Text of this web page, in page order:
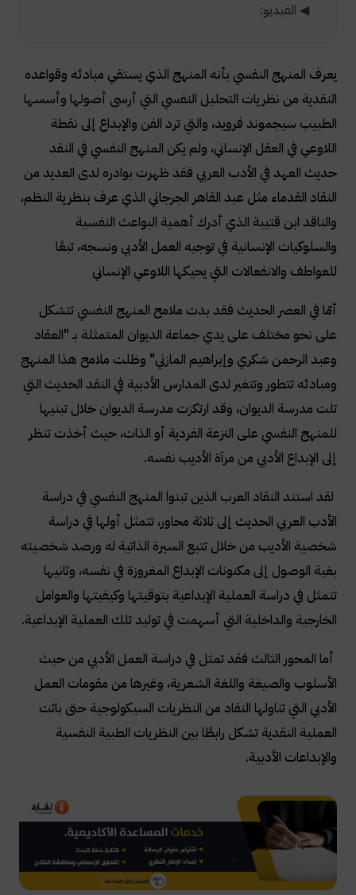
◀ الفيديو:
يعرف المنهج النفسي بأنه المنهج الذي يستقي مبادئه وقواعده
النقدية من نظريات التحليل النفسي التي أرسى أصولها وأسسها
الطبيب سيجموند فرويد، والتي ترد الفن والإبداع إلى نقطة
اللاوعي في العقل الإنساني، ولم يكن المنهج النفسي في النقد
حديث العهد في الأدب العربي فقد ظهرت بوادره لدى العديد من
النقاد القدماء مثل عبد القاهر الجرجاني الذي عرف بنظرية النظم،
والناقد ابن قتيبة الذي أدرك أهمية البواعث النفسية
والسلوكيات الإنسانية في توجيه العمل الأدبي ونسجه، تبعًا
للعواطف والانفعالات التي يحيكها اللاوعي الإنساني
أمّا في العصر الحديث فقد بدت ملامح المنهج النفسي تتشكل
على نحو مختلف على يدي جماعة الديوان المتمثلة بـ "العقاد
وعبد الرحمن شكري وإبراهيم المازني" وظلت ملامح هذا المنهج
ومبادئه تتطور وتتغير لدى المدارس الأدبية في النقد الحديث التي
تلت مدرسة الديوان، وقد ارتكزت مدرسة الديوان خلال تبنيها
للمنهج النفسي على النزعة الفردية أو الذات، حيث أخذت تنظر
إلى الإبداع الأدبي من مرآة الأديب نفسه.
لقد استند النقاد العرب الذين تبنوا المنهج النفسي في دراسة
الأدب العربي الحديث إلى ثلاثة محاور، تتمثل أولها في دراسة
شخصية الأديب من خلال تتبع السيرة الذاتية له ورصد شخصيته
بغية الوصول إلى مكنونات الإبداع المغروزة في نفسه، وثانيها
تتمثل في دراسة العملية الإبداعية بتوقيتها وكيفيتها والعوامل
الخارجية والداخلية التي أسهمت في توليد تلك العملية الإبداعية.
أما المحور الثالث فقد تمثل في دراسة العمل الأدبي من حيث
الأسلوب والصيغة واللغة الشعرية، وغيرها من مقومات العمل
الأدبي التي تناولها النقاد من النظريات السيكولوجية حتى باتت
العملية النقدية تشكل رابطًا بين النظريات الطبية النفسية
والإبداعات الأدبية.